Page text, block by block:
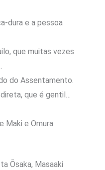
dura e a pessoa
que muitas vezes
do Assentamento.
que é gentil…
Maki e Omura
Ōsaka, Masaaki